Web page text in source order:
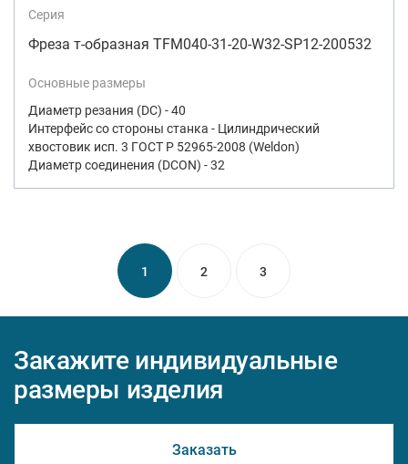
Серия
Фреза т-образная TFM040-31-20-W32-SP12-200532
Основные размеры
Диаметр резания (DC) - 40
Интерфейс со стороны станка - Цилиндрический
хвостовик исп. 3 ГОСТ Р 52965-2008 (Weldon)
Диаметр соединения (DCON) - 32
1 2 3
Закажите индивидуальные
размеры изделия
Заказать